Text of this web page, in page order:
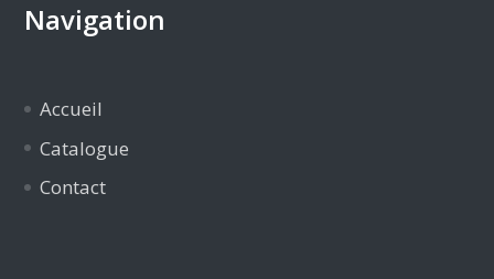
Navigation
Accueil
Catalogue
Contact